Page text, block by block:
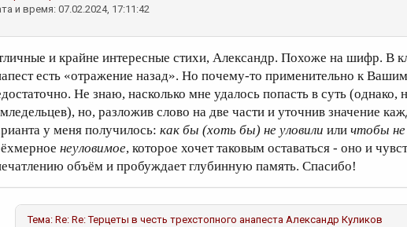
и время: 07.02.2024, 17:11:42
и крайне интересные стихи, Александр. Похоже на шифр. В
есть «отражение назад». Но почему-то применительно к
Не знаю, насколько мне удалось попасть в суть (однако,
но, разложив слово на две части и уточнив значение
у меня получилось: как бы (хоть бы) не уловили или чтобы не
неуловимое, которое хочет таковым оставаться - оно и
объём и пробуждает глубинную память. Спасибо!
Тема: Re: Re: Терцеты в честь трехстопного анапеста Александр Куликов